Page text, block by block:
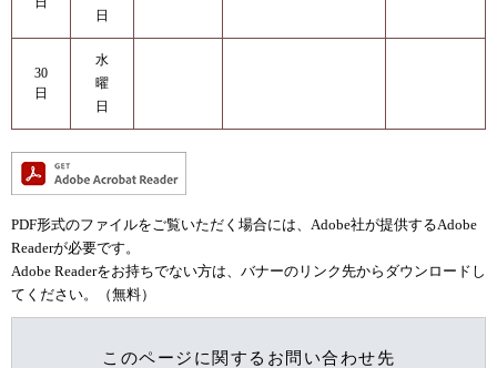
日
30
日
水
曜
日
PDF形式のファイルをご覧いただく場合には、Adobe社が提供するAdobe
Readerが必要です。
Adobe Readerをお持ちでない方は、バナーのリンク先からダウンロードし
てください。（無料）
このページに関するお問い合わせ先